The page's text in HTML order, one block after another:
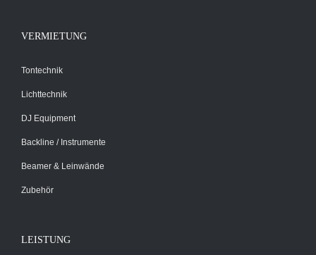
VERMIETUNG
Tontechnik
Lichttechnik
DJ Equipment
Backline / Instrumente
Beamer & Leinwände
Zubehör
LEISTUNG